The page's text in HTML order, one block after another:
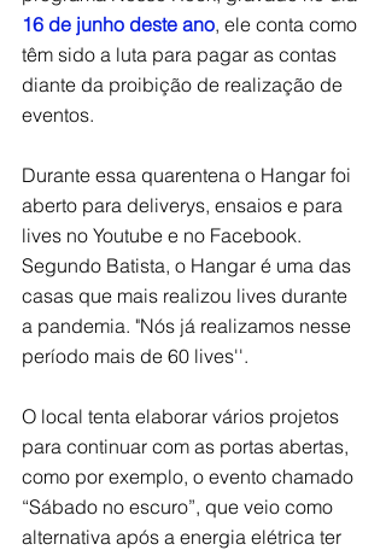
16 de junho deste ano, ele conta como
têm sido a luta para pagar as contas
diante da proibição de realização de
eventos.
Durante essa quarentena o Hangar foi
aberto para deliverys, ensaios e para
lives no Youtube e no Facebook.
Segundo Batista, o Hangar é uma das
casas que mais realizou lives durante
a pandemia. "Nós já realizamos nesse
período mais de 60 lives''.
O local tenta elaborar vários projetos
para continuar com as portas abertas,
como por exemplo, o evento chamado
“Sábado no escuro”, que veio como
alternativa após a energia elétrica ter